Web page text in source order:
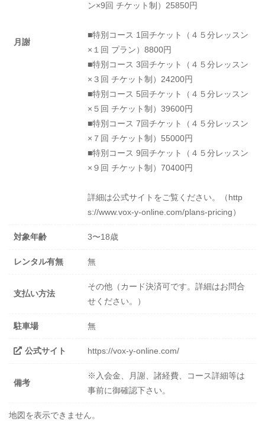
月謝
ン×9回 チケット制）25850円
■特別コース 1回チケット（４５分レッスン
×１回 プラン）8800円
■特別コース 3回チケット（４５分レッスン
×３回 チケット制）24200円
■特別コース 5回チケット（４５分レッスン
×５回 チケット制）39600円
■特別コース 7回チケット（４５分レッスン
×７回 チケット制）55000円
■特別コース 9回チケット（４５分レッスン
×９回 チケット制）70400円
詳細は公式サイトをご覧ください。（http
s://www.vox-y-online.com/plans-pricing）
対象年齢 3〜18歳
レンタル有無 無
支払い方法
その他（カード決済可です。詳細はお問合
せください。）
駐車場 無
公式サイト https://vox-y-online.com/
備考
※入会金、月謝、諸経費、コース詳細等は
事前に御確認下さい。
地図を表示できません。